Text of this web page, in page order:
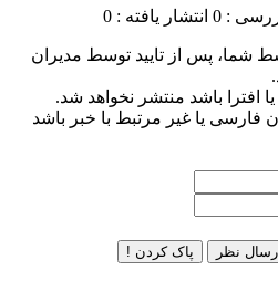
: 0 انتشار یافته : 0
شما، پس از تایید توسط مدیران
افترا باشد منتشر نخواهد شد.
فارسی یا غیر مرتبط با خبر باشد
نظر پاک کردن !